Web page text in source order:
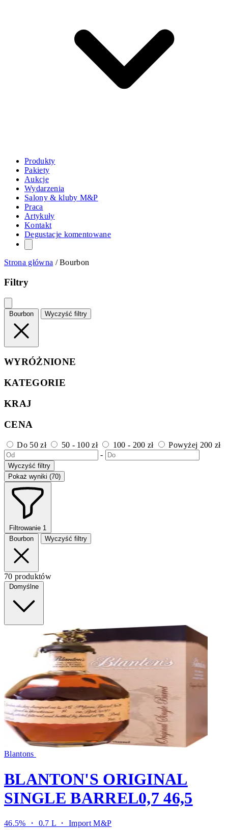
Produkty
Pakiety
Aukcje
Wydarzenia
Salony & kluby M&P
Praca
Artykuły
Kontakt
Degustacje komentowane
Strona główna /Bourbon
Filtry
Bourbon Wyczyść filtry
WYRÓŻNIONE
KATEGORIE
KRAJ
CENA
Do 50 zł 50 - 100 zł 100 - 200 zł
Powyżej 200 zł
-
Wyczyść filtry
Pokaż wyniki (70)
Filtrowanie 1
Bourbon
Wyczyść filtry
70 produktów
Domyślne
Blantons
BLANTON'S ORIGINAL
SINGLE BARREL0,7 46,5
46.5% ・ 0.7 L ・Import M&P